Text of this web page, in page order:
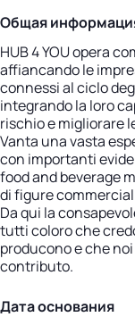
Общая
HUB 4 YOU opera
affiancando le
connessi al ciclo
integrando la loro
rischio e migliorare
Vanta una vasta
con importanti
food and beverage
di figure
Da qui la
tutti coloro che
producono e che
contributo.
Дата основания